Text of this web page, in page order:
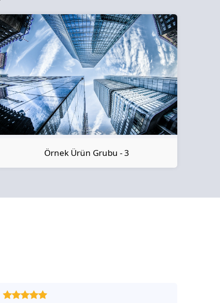
Örnek Ürün Grubu - 3